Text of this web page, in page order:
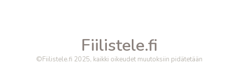
Fiilistele.fi
©Fiilistele.fi 2025, kaikki oikeudet muutoksiin pidätetään